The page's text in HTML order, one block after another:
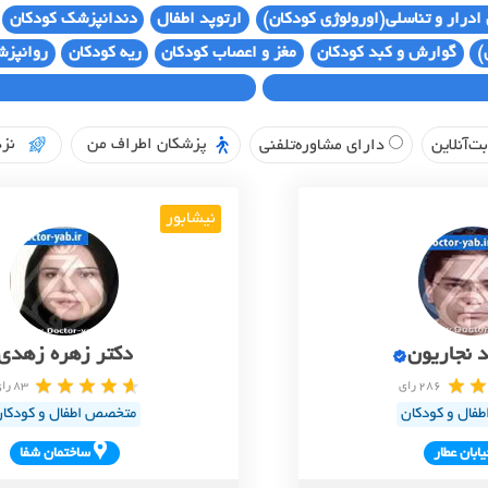
ادرار و تناسلی(اورولوژی کودکان) ارتوپد اطفال
دندانپزشک کودکان
گوارش و کبد کودکان مغز و اعصاب کودکان ریه کودکان
دارای مشاوره‌تلفنی پزشکان اطراف من
نجاریون
286 رای
و کودکان
عطار
نیشابور
دکتر زهره
83 رای
متخصص اطفال و
ساختمان شفا